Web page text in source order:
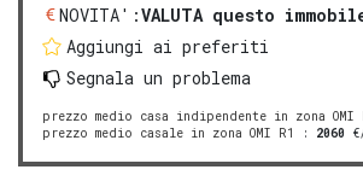
NOVITA':VALUTA questo
Aggiungi ai preferiti
Segnala un problema
prezzo medio casa indipendente in zona OMI
prezzo medio casale in zona OMI R1
: 2060